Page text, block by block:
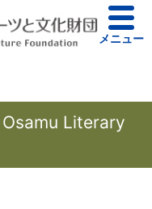
メニュー
Literary